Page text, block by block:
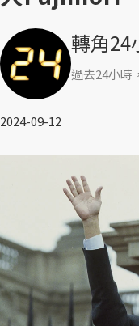
轉角24
過去24小時
2024-09-12